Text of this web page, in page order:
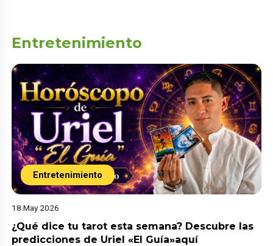
Entretenimiento
Entretenimiento
18 May 2026
¿Qué dice tu tarot esta semana? Descubre las
predicciones de Uriel «El Guía»aquí